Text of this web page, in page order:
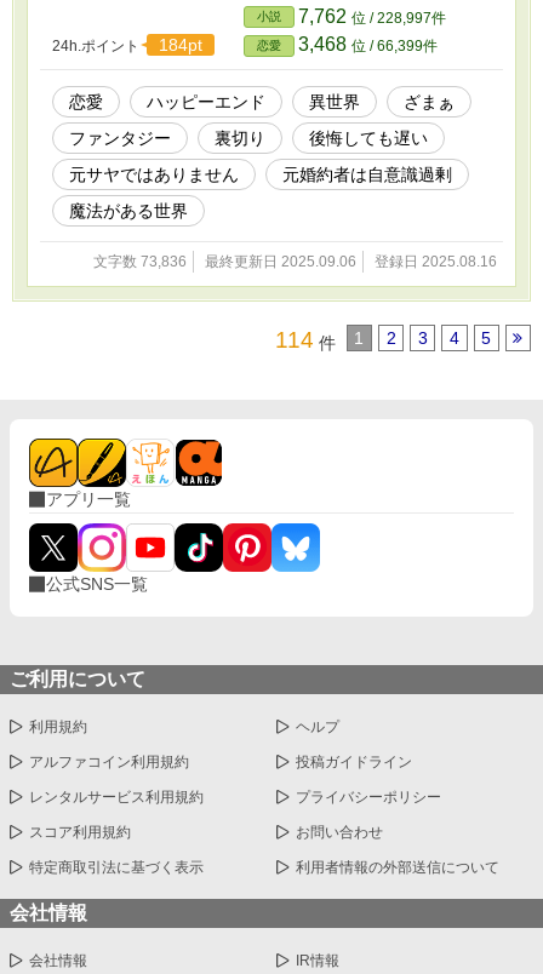
り、本当のファリミナを偽者だと訴える。 メイフが用意したボロ
家に追いやられたファリミナだったが、メイフの世話にはならず、
平民のファリとして新しい生活を送ることに決める。 ファリとし
て新しい生活の基盤を整えた頃、元家族はファリミナがいたことに
より、自分たちの生活が楽だったことを知る。そして、メイフは自
分が馬鹿だったと後悔し始め、自分を愛しているはずのファリミナ
に会いに行くのだが――。
24h.ポイント 184pt
小説 7,762 位 / 228,997件
恋愛 3,468 位 / 66,399件
恋愛 ハッピーエンド 異世界
ざまぁ
ファンタジー
裏切り
後悔しても遅い
元サヤではありません
元婚約者は自意識過剰
魔法がある世界
文字数 73,836 最終更新日 2025.09.06 登録日 2025.08.16
114 件 1 2 3 4 5
アプリ一覧
公式SNS一覧
ご利用について
利用規約 ヘルプ
アルファコイン利用規約 投稿ガイドライン
レンタルサービス利用規約 プライバシーポリシー
スコア利用規約 お問い合わせ
特定商取引法に基づく表示 利用者情報の外部送信について
会社情報
会社情報 IR情報